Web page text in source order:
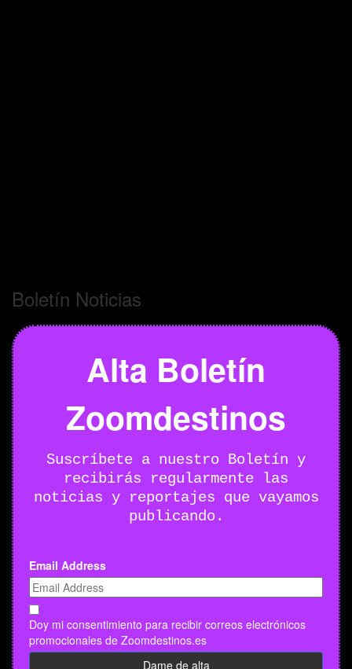
Boletín Noticias
Alta Boletín
Zoomdestinos
Suscríbete a nuestro Boletín y
recibirás regularmente las
noticias y reportajes que vayamos
publicando.
Email Address
Doy mi consentimiento para recibir correos electrónicos
promocionales de Zoomdestinos.es